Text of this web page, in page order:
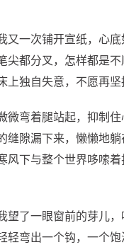
一次铺开宣纸，心
都分叉，怎样都是
独自失意，不愿再坚
弯着腿站起，抑制
隙漏下来，懒懒地
下与整个世界哆嗦
了一眼窗前的芽儿
弯出一个钩，一个